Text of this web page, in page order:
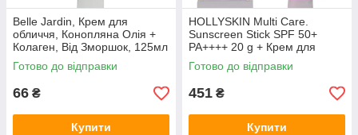
Belle Jardin, Крем для
обличчя, Конопляна Олія +
Колаген, Від Зморшок, 125мл
Готово до відправки
66 ₴
Купити
HOLLYSKIN Multi Care.
Sunscreen Stick SPF 50+
PA++++ 20 g + Крем для
вмивання
Готово до відправки
451 ₴
Купити